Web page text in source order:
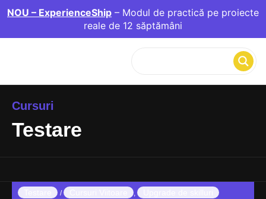
NOU – ExperienceShip – Modul de practică pe proiecte
reale de 12 săptămâni
Cursuri
Testare
/ ,